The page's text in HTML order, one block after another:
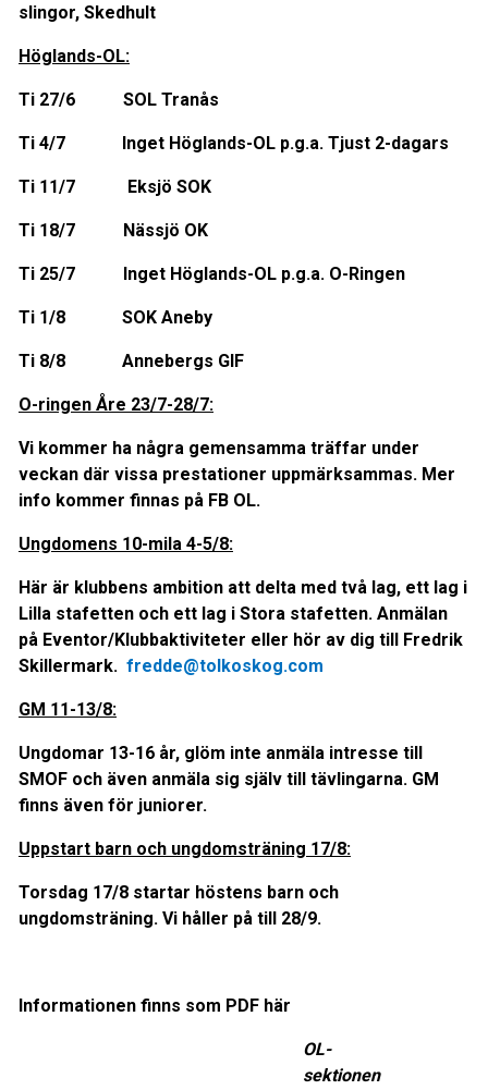
slingor, Skedhult
Höglands-OL:
Ti 27/6 SOL Tranås
Ti 4/7 Inget Höglands-OL p.g.a. Tjust 2-dagars
Ti 11/7 Eksjö SOK
Ti 18/7 Nässjö OK
Ti 25/7 Inget Höglands-OL p.g.a. O-Ringen
Ti 1/8 SOK Aneby
Ti 8/8 Annebergs GIF
O-ringen Åre 23/7-28/7:
Vi kommer ha några gemensamma träffar under
veckan där vissa prestationer uppmärksammas. Mer
info kommer finnas på FB OL.
Ungdomens 10-mila 4-5/8:
Här är klubbens ambition att delta med två lag, ett lag i
Lilla stafetten och ett lag i Stora stafetten. Anmälan
på Eventor/Klubbaktiviteter eller hör av dig till Fredrik
Skillermark. fredde@tolkoskog.com
GM 11-13/8:
Ungdomar 13-16 år, glöm inte anmäla intresse till
SMOF och även anmäla sig själv till tävlingarna. GM
finns även för juniorer.
Uppstart barn och ungdomsträning 17/8:
Torsdag 17/8 startar höstens barn och
ungdomsträning. Vi håller på till 28/9.
Informationen finns som PDF här
OL-
sektionen